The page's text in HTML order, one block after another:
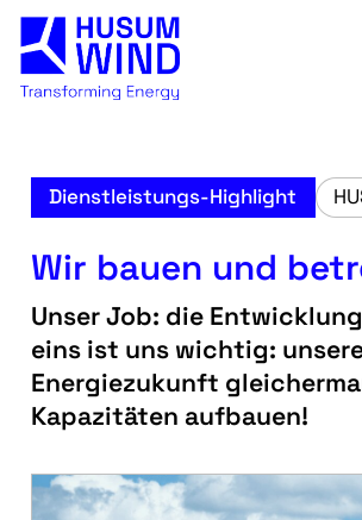
Dienstleistungs-Highlight
Wir bauen und
Unser Job: die
eins ist uns wichtig:
Energiezukunft
Kapazitäten aufbauen!